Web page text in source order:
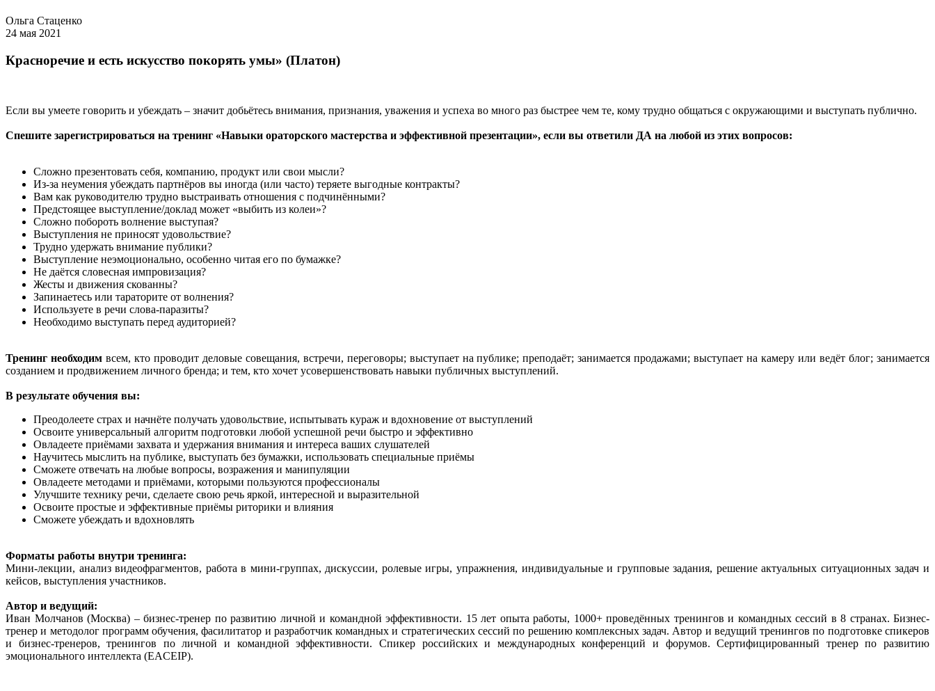
Ольга Стаценко
24 мая 2021
Красноречие и есть искусство покорять умы» (Платон)
Если вы умеете говорить и убеждать – значит добьётесь внимания, признания, уважения и успеха во много раз быстрее чем те, кому трудно общаться с окружающими и выступать публично.
Спешите зарегистрироваться на тренинг «Навыки ораторского мастерства и эффективной презентации», если вы ответили ДА на любой из этих вопросов:
Сложно презентовать себя, компанию, продукт или свои мысли?
Из-за неумения убеждать партнёров вы иногда (или часто) теряете выгодные контракты?
Вам как руководителю трудно выстраивать отношения с подчинёнными?
Предстоящее выступление/доклад может «выбить из колеи»?
Сложно побороть волнение выступая?
Выступления не приносят удовольствие?
Трудно удержать внимание публики?
Выступление неэмоционально, особенно читая его по бумажке?
Не даётся словесная импровизация?
Жесты и движения скованны?
Запинаетесь или тараторите от волнения?
Используете в речи слова-паразиты?
Необходимо выступать перед аудиторией?
Тренинг необходимвсем, кто проводит деловые совещания, встречи, переговоры; выступает на публике; преподаёт; занимается продажами; выступает на камеру или ведёт блог; занимается
созданием и продвижением личного бренда; и тем, кто хочет усовершенствовать навыки публичных выступлений.
В результате обучения вы:
Преодолеете страх и начнёте получать удовольствие, испытывать кураж и вдохновение от выступлений
Освоите универсальный алгоритм подготовки любой успешной речи быстро и эффективно
Овладеете приёмами захвата и удержания внимания и интереса ваших слушателей
Научитесь мыслить на публике, выступать без бумажки, использовать специальные приёмы
Сможете отвечать на любые вопросы, возражения и манипуляции
Овладеете методами и приёмами, которыми пользуются профессионалы
Улучшите технику речи, сделаете свою речь яркой, интересной и выразительной
Освоите простые и эффективные приёмы риторики и влияния
Сможете убеждать и вдохновлять
Форматы работы внутри тренинга:
Мини-лекции, анализ видеофрагментов, работа в мини-группах, дискуссии, ролевые игры, упражнения, индивидуальные и групповые задания, решение актуальных ситуационных задач и
кейсов, выступления участников.
Автор и ведущий:
Иван Молчанов (Москва) – бизнес-тренер по развитию личной и командной эффективности. 15 лет опыта работы, 1000+ проведённых тренингов и командных сессий в 8 странах. Бизнес-
тренер и методолог программ обучения, фасилитатор и разработчик командных и стратегических сессий по решению комплексных задач. Автор и ведущий тренингов по подготовке спикеров
и бизнес-тренеров, тренингов по личной и командной эффективности. Спикер российских и международных конференций и форумов. Сертифицированный тренер по развитию
эмоционального интеллекта (EACEIP).